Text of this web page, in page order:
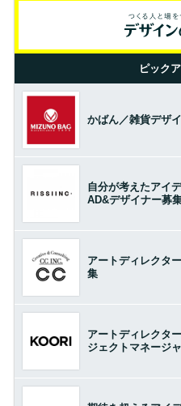
ピック
かばん／雑貨デザ
自分が考えたアイ
AD&デザイナー募
アートディレクタ
集
アートディレクタ
ジェクトマネージ